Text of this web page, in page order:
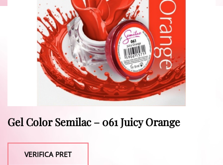
Gel Color Semilac – 061 Juicy Orange
VERIFICA PRET